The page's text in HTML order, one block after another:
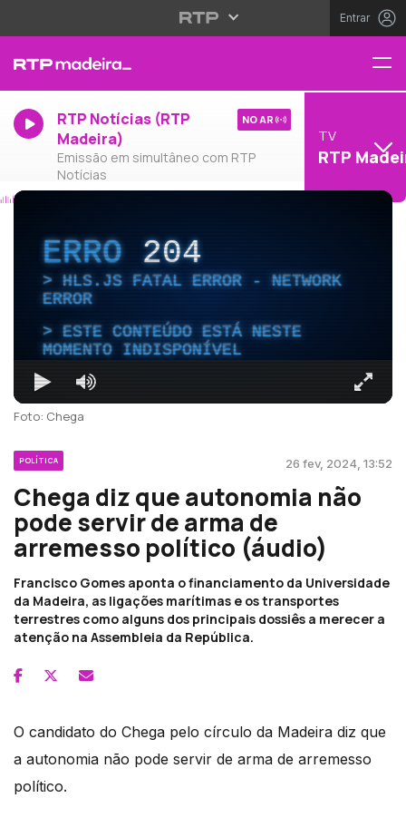
Entrar
RTP Notícias (RTP
Madeira)
Emissão em simultâneo com RTP
Notícias
NO AR
TV
RTP
ERRO204
HLS.JS FATAL ERROR - NETWORK
ERROR
ESTE CONTEÚDO ESTÁ NESTE
MOMENTO INDISPONÍVEL
Foto: Chega
POLÍTICA 26 fev, 2024, 13:52
Chega diz que autonomia não
pode servir de arma de
arremesso político (áudio)
Francisco Gomes aponta o financiamento da Universidade
da Madeira, as ligações marítimas e os transportes
terrestres como alguns dos principais dossiês a merecer a
atenção na Assembleia da República.
O candidato do Chega pelo círculo da Madeira diz que
a autonomia não pode servir de arma de arremesso
político.